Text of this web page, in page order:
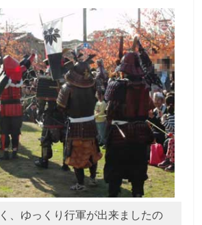
、ゆっくり行軍が出来ましたの